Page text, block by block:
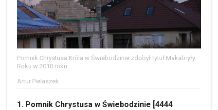
Pomnik Chrystusa Króla w Świebodzinie zdobył tytuł Makabryły
Roku w 2010 roku
Artur Pielaszek
1. Pomnik Chrystusa w Świebodzinie [4444